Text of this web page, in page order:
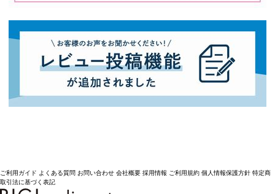
ご利用ガイド よくある質問 お問い合わせ 会社概要 採用情報 ご利用規約 個人情報保護方針 特定商
取引法に基づく表記